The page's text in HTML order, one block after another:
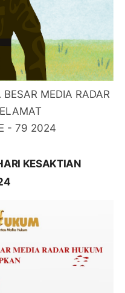
MEDIA RADAR
- 79 2024
KESAKTIAN